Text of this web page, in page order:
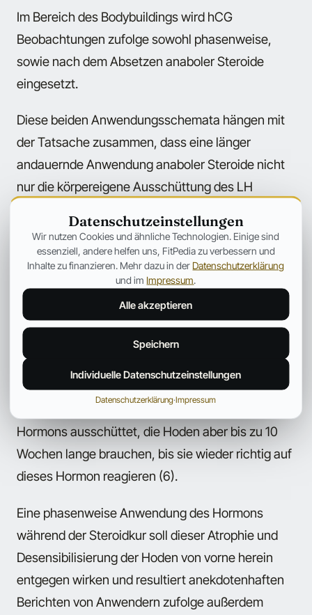
Im Bereich des Bodybuildings wird hCG
Beobachtungen zufolge sowohl phasenweise,
sowie nach dem Absetzen anaboler Steroide
eingesetzt.
Diese beiden Anwendungsschemata hängen mit
der Tatsache zusammen, dass eine länger
andauernde Anwendung anaboler Steroide nicht
nur die körpereigene Ausschüttung des LH
Testosteronproduktion unterdrückt, sondern auch
zu einer als Atrophie bezeichneten Schrumpfung
der Hoden führt, die mit einer Desensibilisierung
der Leyding Zellen gegenüber der die
Testosteronausschüttung anregenden Wirkung
des LH Hormons einhergeht. Studien zeigen, dass
der Körper auch nach einer über 20 Wochen
andauernden Testosteron Anwendung innerhalb
kurzer Zeit wieder normale Mengen des LH
Hormons ausschüttet, die Hoden aber bis zu 10
Wochen lange brauchen, bis sie wieder richtig auf
dieses Hormon reagieren (6).
Eine phasenweise Anwendung des Hormons
während der Steroidkur soll dieser Atrophie und
Desensibilisierung der Hoden von vorne herein
entgegen wirken und resultiert anekdotenhaften
Berichten von Anwendern zufolge außerdem
Datenschutzeinstellungen
Wir nutzen Cookies und ähnliche Technologien. Einige sind
essenziell, andere helfen uns, FitPedia zu verbessern und
Inhalte zu finanzieren. Mehr dazu in der Datenschutzerklärung
und im Impressum.
Alle akzeptieren
Speichern
Individuelle Datenschutzeinstellungen
Datenschutzerklärung·Impressum